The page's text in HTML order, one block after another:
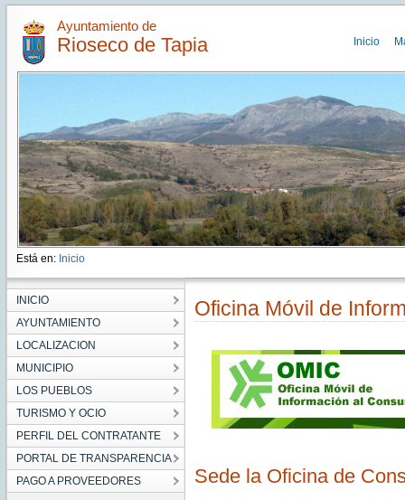
Ayuntamiento de
Rioseco de Tapia Inicio
Está en: Inicio
INICIO
AYUNTAMIENTO
LOCALIZACION
MUNICIPIO
LOS PUEBLOS
TURISMO Y OCIO
PERFIL DEL CONTRATANTE
PORTAL DE TRANSPARENCIA
PAGO A PROVEEDORES
Oficina Móvil de
Sede la Oficina de